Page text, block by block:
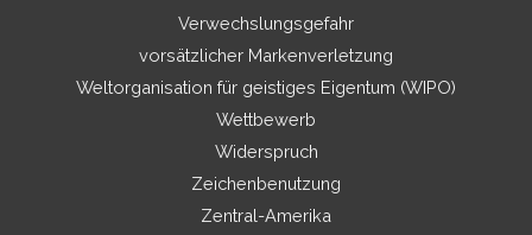
Verwechslungsgefahr
vorsätzlicher Markenverletzung
Weltorganisation für geistiges Eigentum (WIPO)
Wettbewerb
Widerspruch
Zeichenbenutzung
Zentral-Amerika